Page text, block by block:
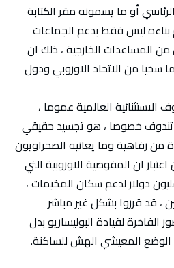
أو ما يسمونه مقر الكتابة
بناءه ليس فقط بدعم الجماعات
المساعدات الخارجية ، ذلك ان
سخيا من الاتحاد الاوروبي ودول
الاستثنائية العالمية عموما ،
تندوف خصوصا ، هو تجسيد حقيقي
من رفاهية وما يعانيه الصحراويون
ان المفوضية الاوروبية التي
في وقت سابق 4.6 مليون دولار لدعم سكان المخيمات ،
، قد قرروا بشكل غير مباشر
لقيادة البوليساريو بدل
المعيشي الهش للساكنة.